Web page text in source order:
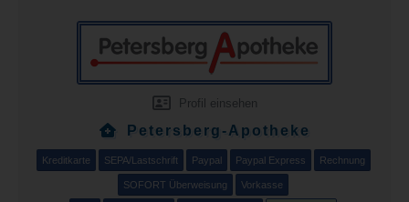
Profil einsehen
Petersberg-Apotheke
Kreditkarte SEPA/Lastschrift Paypal Paypal Express Rechnung
SOFORT Überweisung Vorkasse